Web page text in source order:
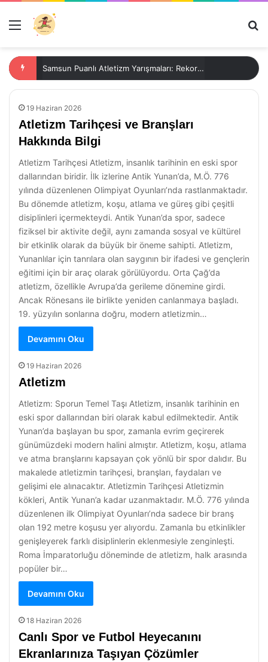
Menü
Samsun Puanlı Atletizm Yarışmaları: Rekorlar ve Müsabakalar
19 Haziran 2026
Atletizm Tarihçesi ve Branşları
Hakkında Bilgi
Atletizm Tarihçesi Atletizm, insanlık tarihinin en eski spor
dallarından biridir. İlk izlerine Antik Yunan’da, M.Ö. 776
yılında düzenlenen Olimpiyat Oyunları’nda rastlanmaktadır.
Bu dönemde atletizm, koşu, atlama ve güreş gibi çeşitli
disiplinleri içermekteydi. Antik Yunan’da spor, sadece
fiziksel bir aktivite değil, aynı zamanda sosyal ve kültürel
bir etkinlik olarak da büyük bir öneme sahipti. Atletizm,
Yunanlılar için tanrılara olan saygının bir ifadesi ve gençlerin
eğitimi için bir araç olarak görülüyordu. Orta Çağ’da
atletizm, özellikle Avrupa’da gerileme dönemine girdi.
Ancak Rönesans ile birlikte yeniden canlanmaya başladı.
19. yüzyılın sonlarına doğru, modern atletizmin…
Devamını Oku
19 Haziran 2026
Atletizm
Atletizm: Sporun Temel Taşı Atletizm, insanlık tarihinin en
eski spor dallarından biri olarak kabul edilmektedir. Antik
Yunan’da başlayan bu spor, zamanla evrim geçirerek
günümüzdeki modern halini almıştır. Atletizm, koşu, atlama
ve atma branşlarını kapsayan çok yönlü bir spor dalıdır. Bu
makalede atletizmin tarihçesi, branşları, faydaları ve
gelişimi ele alınacaktır. Atletizmin Tarihçesi Atletizmin
kökleri, Antik Yunan’a kadar uzanmaktadır. M.Ö. 776 yılında
düzenlenen ilk Olimpiyat Oyunları’nda sadece bir branş
olan 192 metre koşusu yer alıyordu. Zamanla bu etkinlikler
genişleyerek farklı disiplinlerin eklenmesiyle zenginleşti.
Roma İmparatorluğu döneminde de atletizm, halk arasında
popüler bir…
Devamını Oku
18 Haziran 2026
Canlı Spor ve Futbol Heyecanını
Ekranlarınıza Taşıyan Çözümler